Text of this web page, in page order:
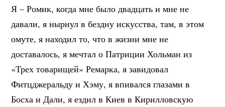
Я – Ромик, когда мне было двадцать и мне не
давали, я нырнул в бездну искусства, там, в этом
омуте, я находил то, что в жизни мне не
доставалось, я мечтал о Патриции Хольман из
«Трех товарищей» Ремарка, я завидовал
Фитцджеральду и Хэму, я впивался глазами в
Босха и Дали, я ездил в Киев в Кирилловскую